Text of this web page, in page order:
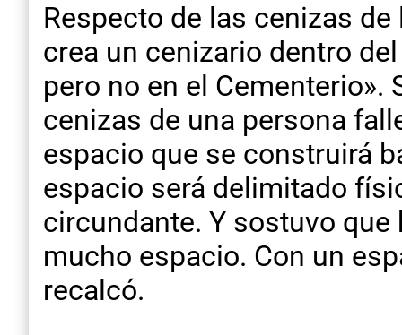
Respecto de las cenizas
crea un cenizario dentro
pero no en el
cenizas de una persona
espacio que se construirá
espacio será delimitado
circundante. Y sostuvo que
mucho espacio. Con un
recalcó.